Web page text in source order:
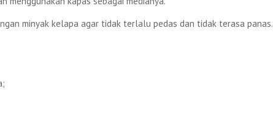
minyak kelapa agar tidak terlalu pedas dan tidak terasa panas.